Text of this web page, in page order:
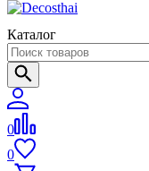
Каталог
0
0